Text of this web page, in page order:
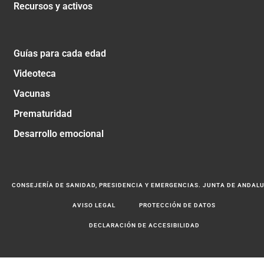
Recursos y activos
Guías para cada edad
Videoteca
Vacunas
Prematuridad
Desarrollo emocional
CONSEJERÍA DE SANIDAD, PRESIDENCIA Y EMERGENCIAS. JUNTA DE
AVISO LEGAL PROTECCIÓN DE DATOS
DECLARACIÓN DE ACCESIBILIDAD